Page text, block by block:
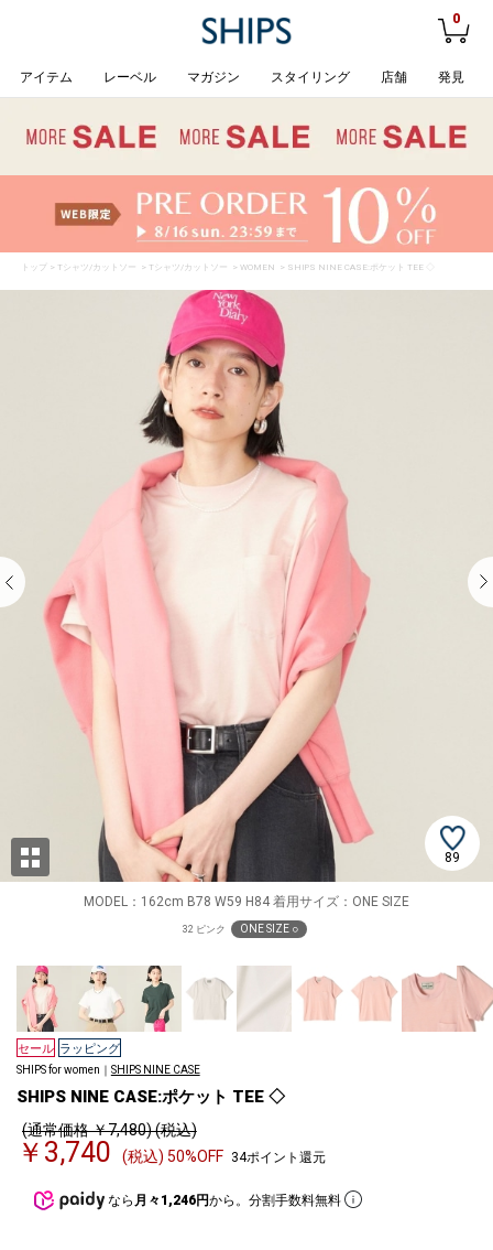
0
アイテム レーベル マガジン スタイリング 店舗 発見
トップ > Tシャツ/カットソー > Tシャツ/カットソー > WOMEN > SHIPS NINE CASE:ポケット TEE ◇
89
MODEL：162cm B78 W59 H84 着用サイズ：ONE SIZE
32 ピンク ONE SIZE ○
セール ラッピング
SHIPS for women｜ SHIPS NINE CASE
SHIPS NINE CASE:ポケット TEE ◇
(通常価格 ￥7,480) (税込)
￥3,740 (税込) 50%OFF 34ポイント還元
なら 月々1,246円から。分割手数料無料